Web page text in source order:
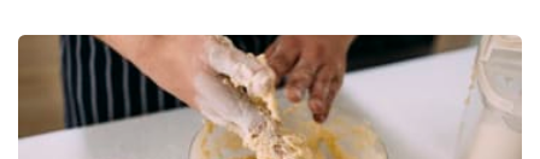
Přihlášení